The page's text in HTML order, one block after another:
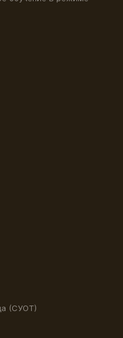
(СУОТ)